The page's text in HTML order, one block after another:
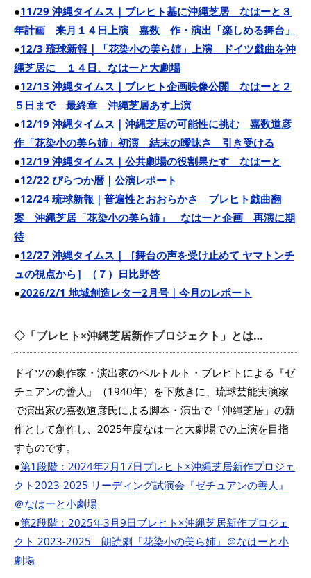
●11/29 沖縄タイムス｜ブレヒト基に沖縄芝居 なはーと３
年計画 来月１４日上演 嘉数 作・演出「楽しめる舞台」
●12/3 琉球新報｜「花染小の美ら姉」上演 ドイツ戯曲を沖
縄芝居に １４日、なはーと大劇場
●12/13 沖縄タイムス｜ブレヒト企画映像公開 なはーと２
５日まで 最終章 沖縄芝居あす上演
●12/19 沖縄タイムス｜沖縄芝居の可能性に挑む 嘉数道彦
作「花染小の美ら姉」初演 結末の曖昧さ 引き受ける
●12/19 沖縄タイムス｜公共劇場の役割果たす なはーと
●12/22 ぴらつか暦｜公演レポート
●12/24 琉球新報｜普遍性とおおらかさ ブレヒト戯曲翻
案 沖縄芝居「花染小の美ら姉」 なはーと企画 再演に期
待
●12/27 沖縄タイムス｜［舞台の声を受け止めて ヤマトンチ
ュの視点から］（７）日比野啓
●2026/2/1 地域創造レター2月号｜今月のレポート
◇「ブレヒト×沖縄芝居新作プロジェクト」とは…
ドイツの劇作家・演出家のベルトルト・ブレヒトによる『ゼ
チュアンの善人』（1940年）を下敷きに、琉球芸能実演家
で演出家の嘉数道彦氏による脚本・演出で「沖縄芝居」の新
作として創作し、2025年度なはーと大劇場での上演を目指
すものです。
●第1段階：2024年2月17日ブレヒト×沖縄芝居新作プロジェ
クト2023-2025 リーディング試演会『ゼチュアンの善人』
＠なはーと小劇場
●第2段階：2025年3月9日ブレヒト×沖縄芝居新作プロジェ
クト 2023-2025 朗読劇『花染小の美ら姉』＠なはーと小
劇場